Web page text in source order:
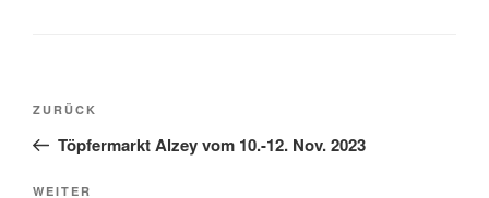
Beitragsnavigation
Vorheriger
Beitrag
ZURÜCK
Töpfermarkt Alzey vom 10.-12. Nov. 2023
WEITER